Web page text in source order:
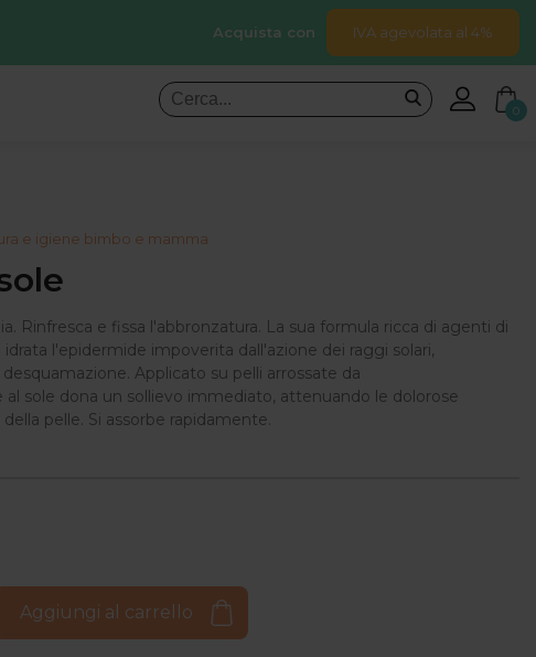
Acquista con IVA agevolata al 4%
0
e igiene bimbo e mamma
Rinfresca e fissa l'abbronzatura. La sua formula ricca di agenti di
l'epidermide impoverita dall'azione dei raggi solari,
Applicato su pelli arrossate da
al sole dona un sollievo immediato, attenuando le dolorose
pelle. Si assorbe rapidamente.
Aggiungi al carrello